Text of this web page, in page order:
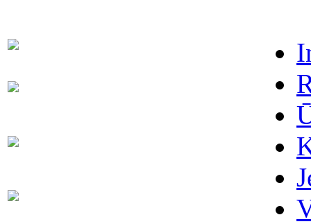
63021091
63022886
63007698